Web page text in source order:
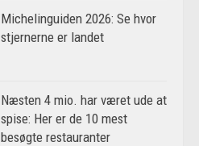
Michelinguiden 2026: Se hvor
stjernerne er landet
Næsten 4 mio. har været ude at
spise: Her er de 10 mest
besøgte restauranter